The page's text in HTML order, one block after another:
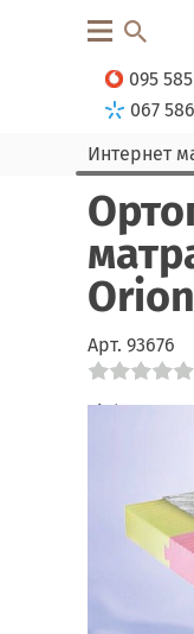
095
067
Интернет
Orion
Арт. 93676
Link
Link